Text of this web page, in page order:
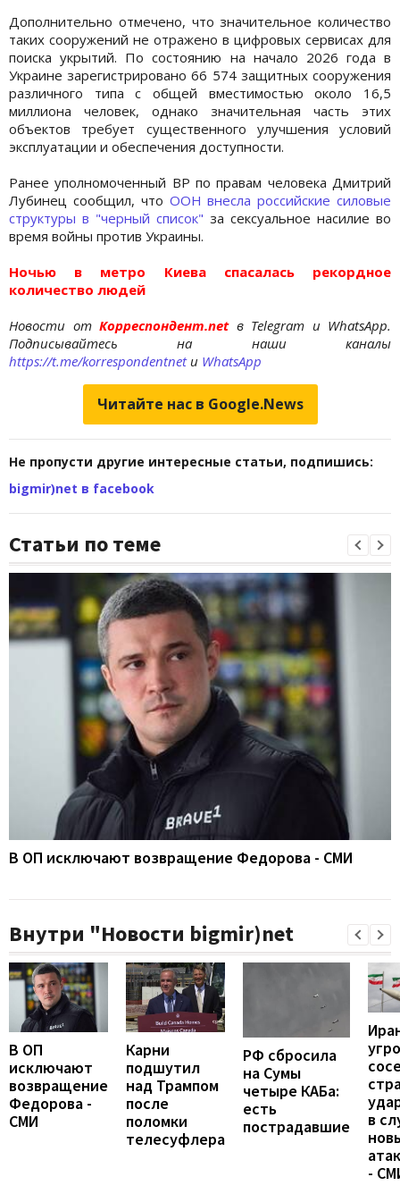
Дополнительно отмечено, что значительное количество
таких сооружений не отражено в цифровых сервисах для
поиска укрытий. По состоянию на начало 2026 года в
Украине зарегистрировано 66 574 защитных сооружения
различного типа с общей вместимостью около 16,5
миллиона человек, однако значительная часть этих
объектов требует существенного улучшения условий
эксплуатации и обеспечения доступности.
Ранее уполномоченный ВР по правам человека Дмитрий
Лубинец сообщил, что ООН внесла российские силовые
структуры в "черный список" за сексуальное насилие во
время войны против Украины.
Ночью в метро Киева спасалась рекордное
количество людей
Новости отКорреспондент.net в Telegram и WhatsApp.
Подписывайтесь на наши каналы
https://t.me/korrespondentnetи WhatsApp
Читайте нас в Google.News
Не пропусти другие интересные статьи, подпишись:
bigmir)net в facebook
Статьи по теме
В ОП исключают возвращение Федорова - СМИ
Внутри "Новости bigmir)net
В ОП
исключают
возвращение
Федорова -
СМИ
Карни
подшутил
над Трампом
после
поломки
телесуфлера
РФ сбросила
на Сумы
четыре КАБа:
есть
пострадавшие
в
-